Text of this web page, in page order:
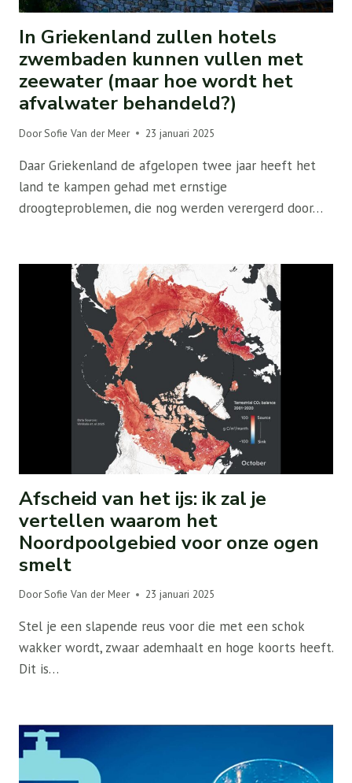
In Griekenland zullen hotels
zwembaden kunnen vullen met
zeewater (maar hoe wordt het
afvalwater behandeld?)
DoorSofie Van der Meer 23 januari 2025
Daar Griekenland de afgelopen twee jaar heeft het
land te kampen gehad met ernstige
droogteproblemen, die nog werden verergerd door…
Afscheid van het ijs: ik zal je
vertellen waarom het
Noordpoolgebied voor onze ogen
smelt
DoorSofie Van der Meer 23 januari 2025
Stel je een slapende reus voor die met een schok
wakker wordt, zwaar ademhaalt en hoge koorts heeft.
Dit is…